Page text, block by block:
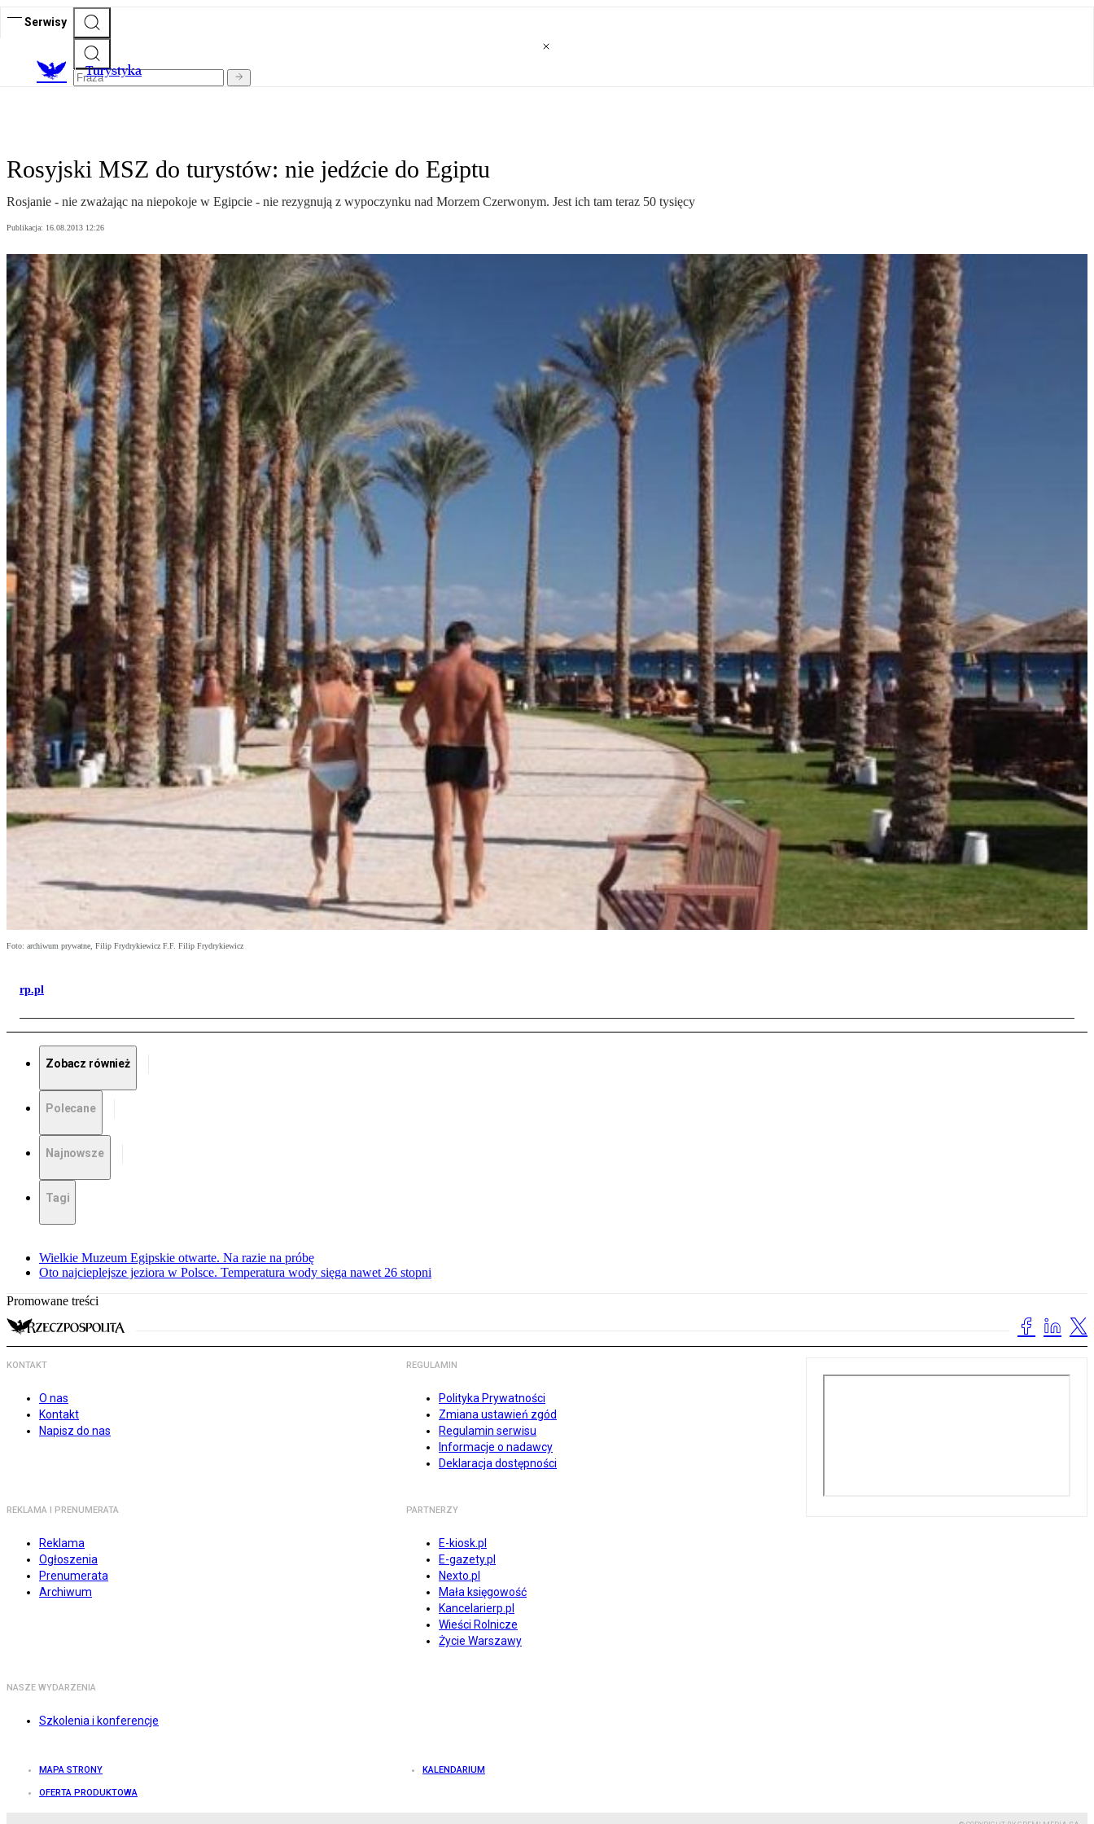
Serwisy
Turystyka
Rosyjski MSZ do turystów: nie jedźcie do Egiptu
Rosjanie - nie zważając na niepokoje w Egipcie - nie rezygnują z wypoczynku nad Morzem Czerwonym. Jest ich tam teraz 50 tysięcy
Publikacja: 16.08.2013 12:26
Foto: archiwum prywatne, Filip Frydrykiewicz F.F. Filip Frydrykiewicz
rp.pl
Zobacz również
Polecane
Najnowsze
Tagi
Wielkie Muzeum Egipskie otwarte. Na razie na próbę
Oto najcieplejsze jeziora w Polsce. Temperatura wody sięga nawet 26 stopni
Promowane treści
KONTAKT
O nas
Kontakt
Napisz do nas
REGULAMIN
Polityka Prywatności
Zmiana ustawień zgód
Regulamin serwisu
Informacje o nadawcy
Deklaracja dostępności
REKLAMA I PRENUMERATA
Reklama
Ogłoszenia
Prenumerata
Archiwum
PARTNERZY
E-kiosk.pl
E-gazety.pl
Nexto.pl
Mała księgowość
Kancelarierp.pl
Wieści Rolnicze
Życie Warszawy
NASZE WYDARZENIA
Szkolenia i konferencje
MAPA STRONY KALENDARIUM
OFERTA PRODUKTOWA